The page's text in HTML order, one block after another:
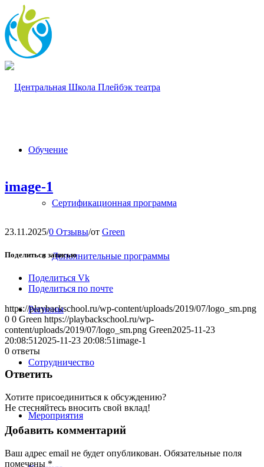
Обучение
Сертификационная программа
Дополнительные программы
Регионы
Сотрудничество
Мероприятия
image-1
23.11.2025/0 Отзывы/от Green
Поделиться записью
Поделиться Vk
Поделиться по почте
https://playbackschool.ru/wp-content/uploads/2019/07/logo_sm.png
0 0 Green https://playbackschool.ru/wp-
content/uploads/2019/07/logo_sm.png Green2025-11-23
20:08:51 2025-11-23 20:08:51image-1
0 ответы
Ответить
Хотите присоединиться к обсуждению?
Не стесняйтесь вносить свой вклад!
Добавить комментарий
Ваш адрес email не будет опубликован. Обязательные поля
помечены *